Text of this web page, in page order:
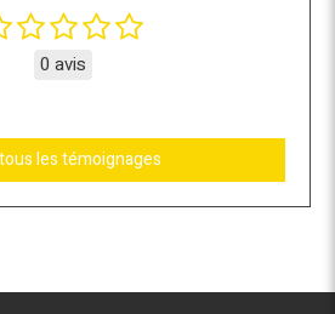
0 avis
les témoignages